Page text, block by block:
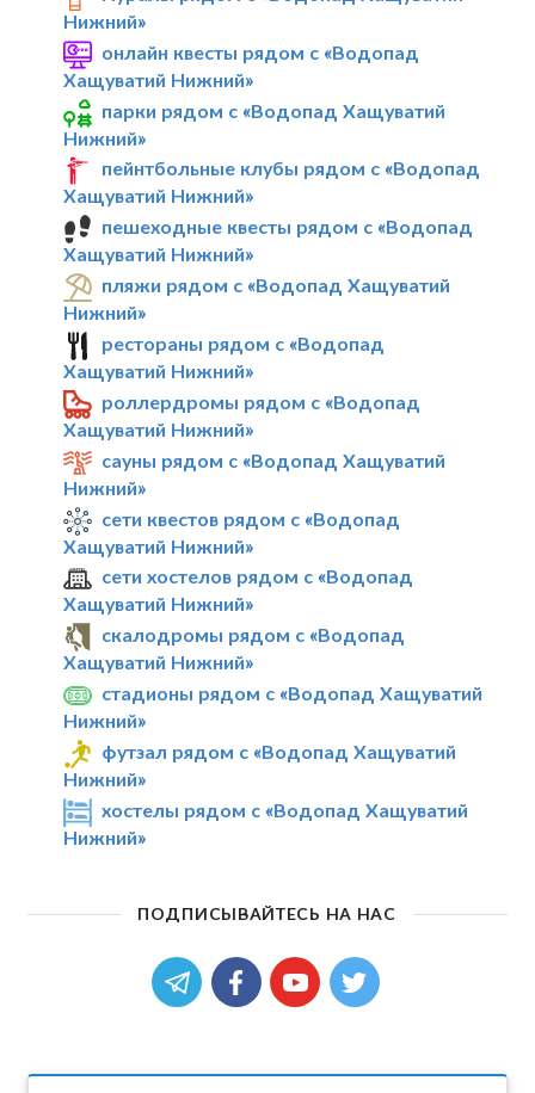
Нижний»
онлайн квесты рядом с «Водопад
Хащуватий Нижний»
парки рядом с «Водопад Хащуватий
Нижний»
пейнтбольные клубы рядом с «Водопад
Хащуватий Нижний»
пешеходные квесты рядом с «Водопад
Хащуватий Нижний»
пляжи рядом с «Водопад Хащуватий
Нижний»
рестораны рядом с «Водопад
Хащуватий Нижний»
роллердромы рядом с «Водопад
Хащуватий Нижний»
сауны рядом с «Водопад Хащуватий
Нижний»
сети квестов рядом с «Водопад
Хащуватий Нижний»
сети хостелов рядом с «Водопад
Хащуватий Нижний»
скалодромы рядом с «Водопад
Хащуватий Нижний»
стадионы рядом с «Водопад Хащуватий
Нижний»
футзал рядом с «Водопад Хащуватий
Нижний»
хостелы рядом с «Водопад Хащуватий
Нижний»
ПОДПИСЫВАЙТЕСЬ НА НАС